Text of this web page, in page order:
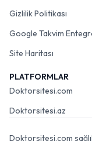
Gizlilik Politikası
Google Takvim
Site Haritası
PLATFORMLAR
Doktorsitesi.com
Doktorsitesi.az
Doktorsitesi.com